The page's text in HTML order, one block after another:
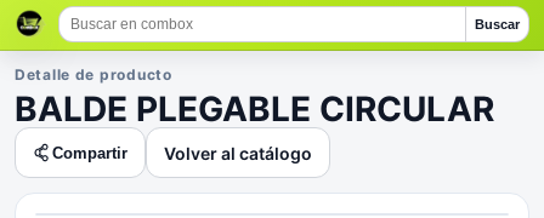
Buscar
Detalle de producto
BALDE PLEGABLE CIRCULAR
Compartir Volver al catálogo